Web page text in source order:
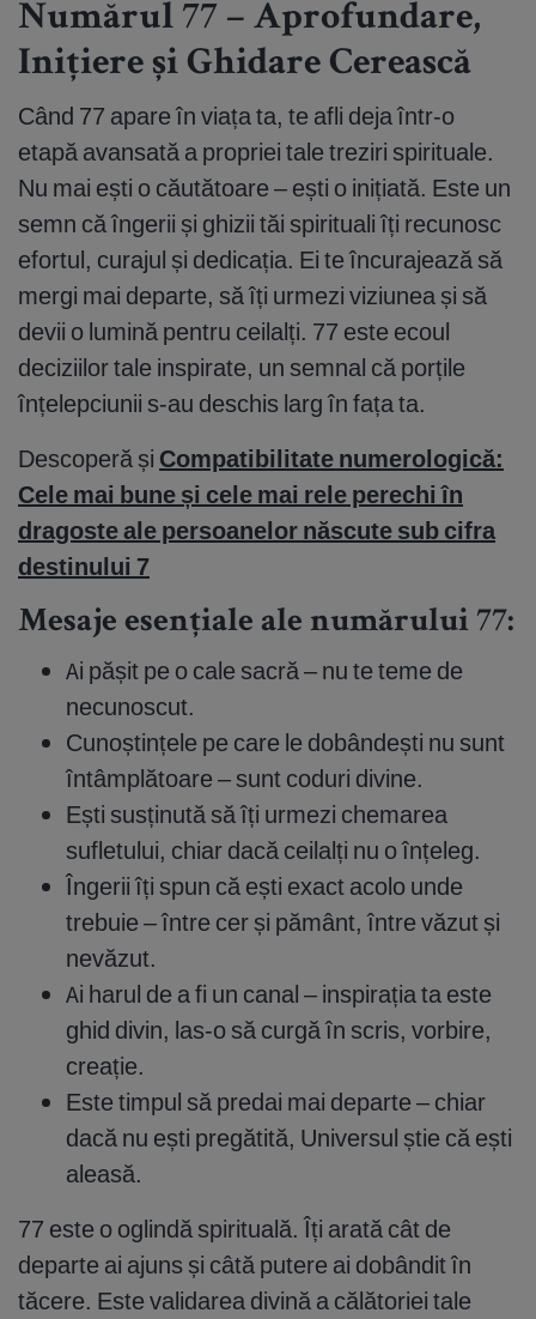
Numărul 77 – Aprofundare,
Inițiere și Ghidare Cerească
Când 77 apare în viața ta, te afli deja într-o
etapă avansată a propriei tale treziri spirituale.
Nu mai ești o căutătoare – ești o inițiată. Este un
semn că îngerii și ghizii tăi spirituali îți recunosc
efortul, curajul și dedicația. Ei te încurajează să
mergi mai departe, să îți urmezi viziunea și să
devii o lumină pentru ceilalți. 77 este ecoul
deciziilor tale inspirate, un semnal că porțile
înțelepciunii s-au deschis larg în fața ta.
Descoperă și Compatibilitate numerologică:
Cele mai bune și cele mai rele perechi în
dragoste ale persoanelor născute sub cifra
destinului 7
Mesaje esențiale ale numărului 77:
Ai pășit pe o cale sacră – nu te teme de
necunoscut.
Cunoștințele pe care le dobândești nu sunt
întâmplătoare – sunt coduri divine.
Ești susținută să îți urmezi chemarea
sufletului, chiar dacă ceilalți nu o înțeleg.
Îngerii îți spun că ești exact acolo unde
trebuie – între cer și pământ, între văzut și
nevăzut.
Ai harul de a fi un canal – inspirația ta este
ghid divin, las-o să curgă în scris, vorbire,
creație.
Este timpul să predai mai departe – chiar
dacă nu ești pregătită, Universul știe că ești
aleasă.
77 este o oglindă spirituală. Îți arată cât de
departe ai ajuns și câtă putere ai dobândit în
tăcere. Este validarea divină a călătoriei tale